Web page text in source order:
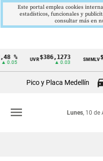
Cintillo
Colombia
% UVR$386,1273
▲ 0.03
SMMLV
Pico y Placa Medellín
Lunes, 10 de
menu
Este portal emplea cookies
estadísticos, funcionales y
consultar más en